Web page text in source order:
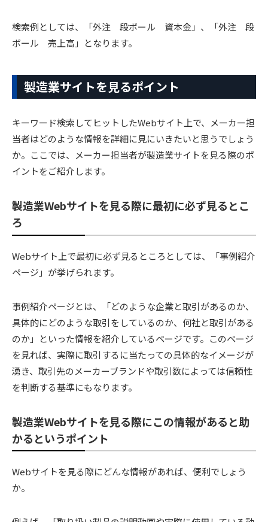
検索例としては、「外注 段ボール 資本金」、「外注 段
ボール 売上高」となります。
製造業サイトを見るポイント
キーワード検索してヒットしたWebサイト上で、メーカー担
当者はどのような情報を詳細に見にいきたいと思うでしょう
か。ここでは、メーカー担当者が製造業サイトを見る際のポ
イントをご紹介します。
製造業Webサイトを見る際に最初に必ず見るとこ
ろ
Webサイト上で最初に必ず見るところとしては、「事例紹介
ページ」が挙げられます。
事例紹介ページとは、「どのような企業と取引があるのか、
具体的にどのような取引をしているのか、何社と取引がある
のか」といった情報を紹介しているページです。このページ
を見れば、実際に取引するに当たっての具体的なイメージが
湧き、取引先のメーカーブランドや取引数によっては信頼性
を判断する基準にもなります。
製造業Webサイトを見る際にこの情報があると助
かるというポイント
Webサイトを見る際にどんな情報があれば、便利でしょう
か。